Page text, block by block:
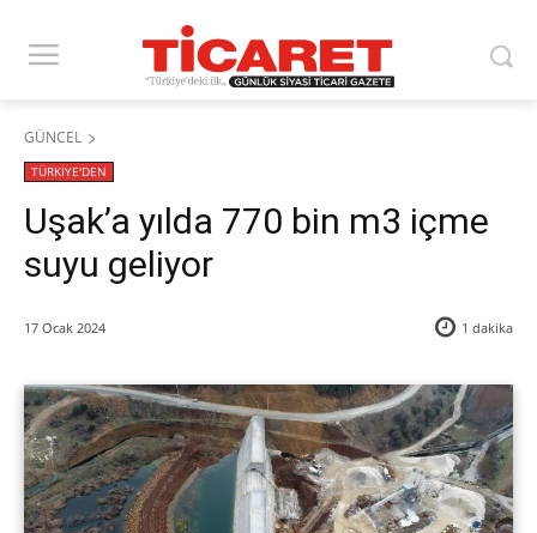
GÜNCEL
TÜRKİYE'DEN
Uşak’a yılda 770 bin m3 içme
suyu geliyor
17 Ocak 2024 1 dakika